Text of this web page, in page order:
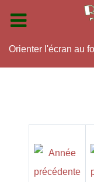
Orienter l'écran au